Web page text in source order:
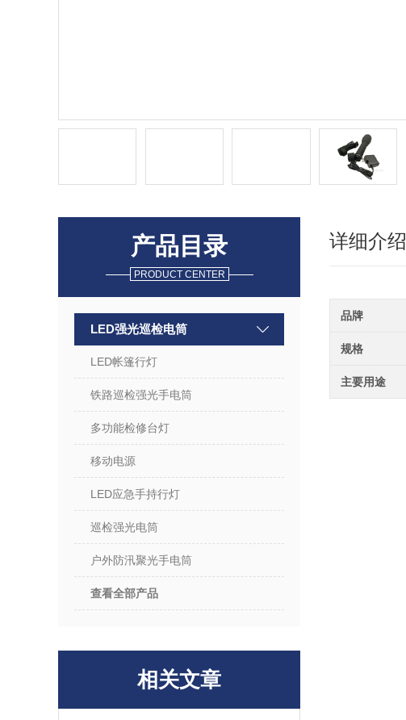
产品目录
PRODUCT CENTER
LED强光巡检电筒
LED帐篷行灯
铁路巡检强光手电筒
多功能检修台灯
移动电源
LED应急手持行灯
巡检强光电筒
户外防汛聚光手电筒
查看全部产品
相关文章
详细介绍
品牌
规格
主要用途